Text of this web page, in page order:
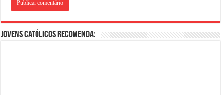
Jovens Católicos Recomenda: